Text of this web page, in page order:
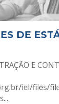
DE
E
iel/files/